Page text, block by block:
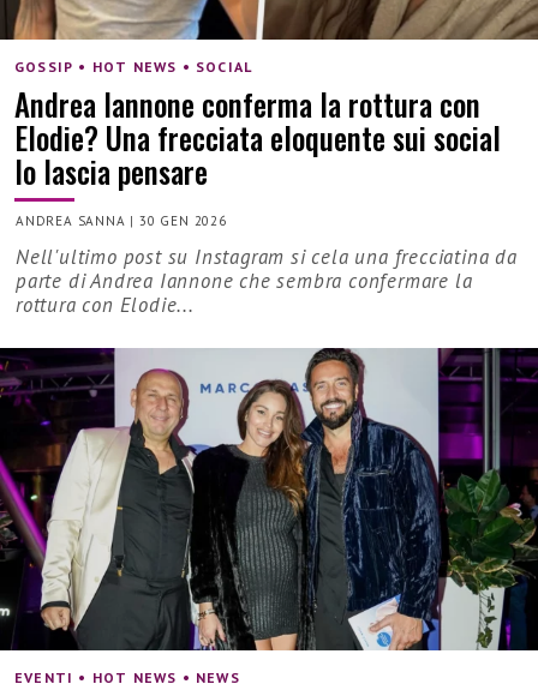
GOSSIP • HOT NEWS • SOCIAL
Andrea Iannone conferma la rottura con
Elodie? Una frecciata eloquente sui social
lo lascia pensare
ANDREA SANNA |30 GEN 2026
Nell'ultimo post su Instagram si cela una frecciatina da
parte di Andrea Iannone che sembra confermare la
rottura con Elodie...
EVENTI • HOT NEWS • NEWS